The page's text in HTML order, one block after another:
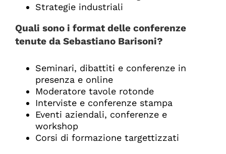
Strategie industriali
Quali sono i format delle conferenze
tenute da Sebastiano Barisoni?
Seminari, dibattiti e conferenze in
presenza e online
Moderatore tavole rotonde
Interviste e conferenze stampa
Eventi aziendali, conferenze e
workshop
Corsi di formazione targettizzati